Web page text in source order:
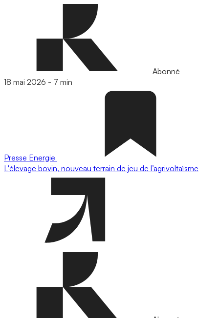
Abonné
18 mai 2026 - 7 min
Presse Energie
L'élevage bovin, nouveau terrain de jeu de l’agrivoltaïsme